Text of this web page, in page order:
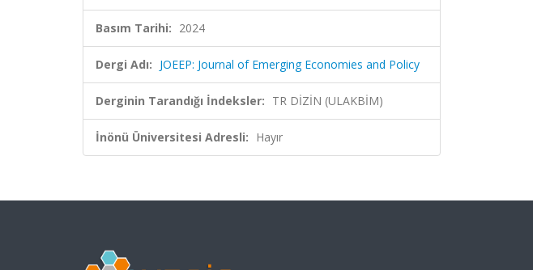
Basım Tarihi: 2024
Dergi Adı: JOEEP: Journal of Emerging Economies and Policy
Derginin Tarandığı İndeksler: TR DİZİN (ULAKBİM)
İnönü Üniversitesi Adresli: Hayır